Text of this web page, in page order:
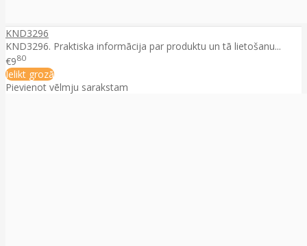
KND3296
KND3296. Praktiska informācija par produktu un tā lietošanu...
€980
Ielikt grozā
Pievienot vēlmju sarakstam